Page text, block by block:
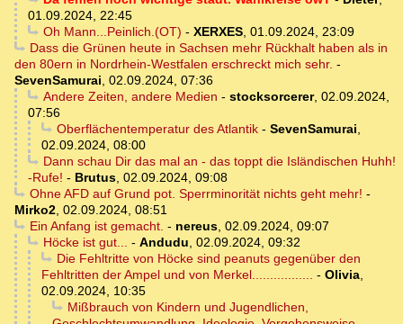
01.09.2024, 22:45
Oh Mann...Peinlich.(OT) - XERXES, 01.09.2024, 23:09
Dass die Grünen heute in Sachsen mehr Rückhalt haben als in
den 80ern in Nordrhein-Westfalen erschreckt mich sehr. -
SevenSamurai, 02.09.2024, 07:36
Andere Zeiten, andere Medien - stocksorcerer, 02.09.2024,
07:56
Oberflächentemperatur des Atlantik- SevenSamurai,
02.09.2024, 08:00
Dann schau Dir das mal an - das toppt die Isländischen Huhh!
-Rufe! - Brutus, 02.09.2024, 09:08
Ohne AFD auf Grund pot. Sperrminorität nichts geht mehr! -
Mirko2, 02.09.2024, 08:51
Ein Anfang ist gemacht. - nereus, 02.09.2024, 09:07
Höcke ist gut... - Andudu, 02.09.2024, 09:32
Die Fehltritte von Höcke sind peanuts gegenüber den
Fehltritten der Ampel und von Merkel................. - Olivia,
02.09.2024, 10:35
Mißbrauch von Kindern und Jugendlichen,